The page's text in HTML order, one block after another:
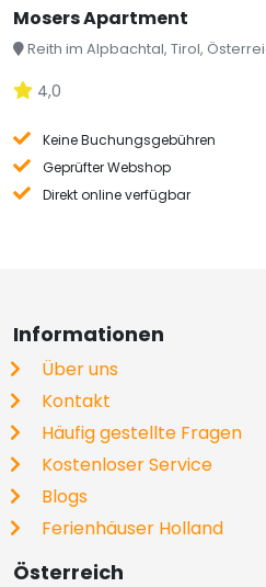
Mosers Apartment
Reith im Alpbachtal, Tirol,
4,0
Keine Buchungsgebühren
Geprüfter Webshop
Direkt online verfügbar
Informationen
Über uns
Kontakt
Häufig gestellte Fragen
Kostenloser Service
Blogs
Ferienhäuser Holland
Österreich